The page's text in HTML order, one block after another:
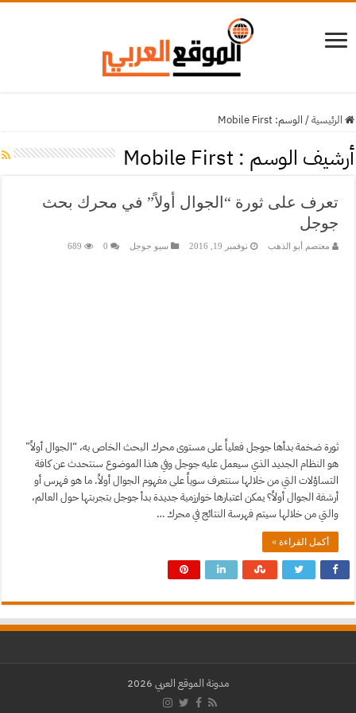
الرئيسية/ الوسم: Mobile First
أرشيف الوسم : Mobile First
تعرف على ثورة “الجوال أولاً” في محرك بحث
جوجل
معتصم أبو الذهب نوفمبر 19, 2016 سيو جوجل 0
689
ثورة ضخمة بدأها جوجل فعلياً على مستوى محرك البحث الخاص به، “الجوال أولاً”
هو النظام الجديد الذي سيعمل عليه جوجل وفي هذا الموضوع سنتحدث عن كافة
التساؤلات التي من خلالها سنتعرف سوياً على مفهوم الجوال أولاً. ما هو فهرس أو
أرشفة الجوال أولاً؟ يمكن اعتبارها خوارزمية جديدة بدأ جوجل بتجربتها حول العالم،
والتي من خلالها سيتم فهرسة النتائج في محرك …
أكمل القراءة »
مدونة الموقع العربي 2026